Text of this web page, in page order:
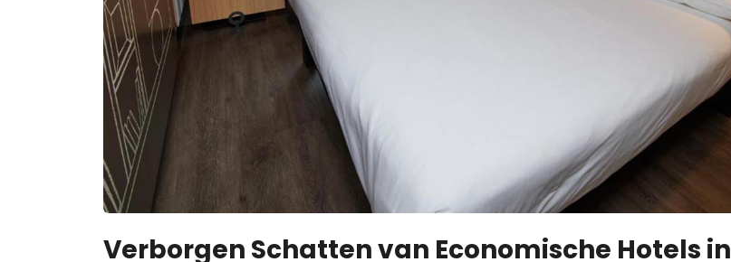
Verborgen Schatten van Economische Hotels in